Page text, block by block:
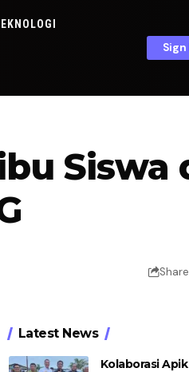
Sign
Siswa
Share
Latest News
Kolaborasi